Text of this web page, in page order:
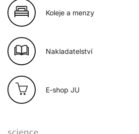
Koleje a menzy
Nakladatelství
E-shop JU